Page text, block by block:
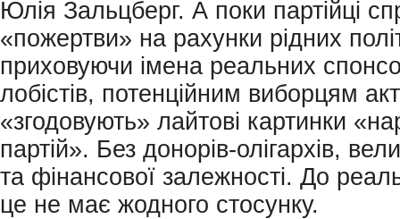
Юлія Зальцберг. А поки партійці
«пожертви» на рахунки рідних
приховуючи імена реальних
лобістів, потенційним виборцям
«згодовують» лайтові картинки
партій». Без донорів-олігархів,
та фінансової залежності. До
це не має жодного стосунку.